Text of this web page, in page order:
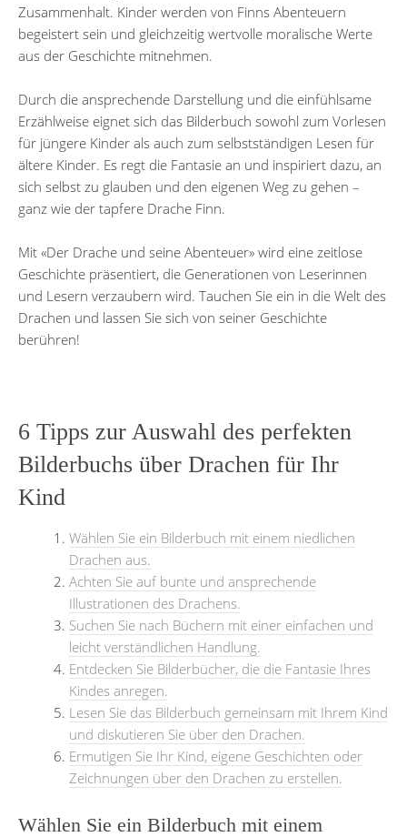
Zusammenhalt. Kinder werden von Finns Abenteuern
begeistert sein und gleichzeitig wertvolle moralische Werte
aus der Geschichte mitnehmen.
Durch die ansprechende Darstellung und die einfühlsame
Erzählweise eignet sich das Bilderbuch sowohl zum Vorlesen
für jüngere Kinder als auch zum selbstständigen Lesen für
ältere Kinder. Es regt die Fantasie an und inspiriert dazu, an
sich selbst zu glauben und den eigenen Weg zu gehen –
ganz wie der tapfere Drache Finn.
Mit «Der Drache und seine Abenteuer» wird eine zeitlose
Geschichte präsentiert, die Generationen von Leserinnen
und Lesern verzaubern wird. Tauchen Sie ein in die Welt des
Drachen und lassen Sie sich von seiner Geschichte
berühren!
6 Tipps zur Auswahl des perfekten
Bilderbuchs über Drachen für Ihr
Kind
Wählen Sie ein Bilderbuch mit einem niedlichen
Drachen aus.
Achten Sie auf bunte und ansprechende
Illustrationen des Drachens.
Suchen Sie nach Büchern mit einer einfachen und
leicht verständlichen Handlung.
Entdecken Sie Bilderbücher, die die Fantasie Ihres
Kindes anregen.
Lesen Sie das Bilderbuch gemeinsam mit Ihrem Kind
und diskutieren Sie über den Drachen.
Ermutigen Sie Ihr Kind, eigene Geschichten oder
Zeichnungen über den Drachen zu erstellen.
Wählen Sie ein Bilderbuch mit einem